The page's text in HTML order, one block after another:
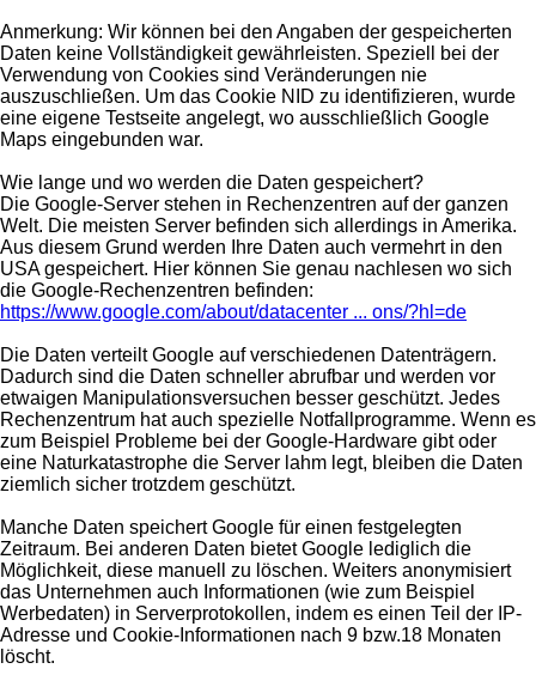
Anmerkung: Wir können bei den Angaben der gespeicherten
Daten keine Vollständigkeit gewährleisten. Speziell bei der
Verwendung von Cookies sind Veränderungen nie
auszuschließen. Um das Cookie NID zu identifizieren, wurde
eine eigene Testseite angelegt, wo ausschließlich Google
Maps eingebunden war.
Wie lange und wo werden die Daten gespeichert?
Die Google-Server stehen in Rechenzentren auf der ganzen
Welt. Die meisten Server befinden sich allerdings in Amerika.
Aus diesem Grund werden Ihre Daten auch vermehrt in den
USA gespeichert. Hier können Sie genau nachlesen wo sich
die Google-Rechenzentren befinden:
https://www.google.com/about/datacenter ... ons/?hl=de
Die Daten verteilt Google auf verschiedenen Datenträgern.
Dadurch sind die Daten schneller abrufbar und werden vor
etwaigen Manipulationsversuchen besser geschützt. Jedes
Rechenzentrum hat auch spezielle Notfallprogramme. Wenn es
zum Beispiel Probleme bei der Google-Hardware gibt oder
eine Naturkatastrophe die Server lahm legt, bleiben die Daten
ziemlich sicher trotzdem geschützt.
Manche Daten speichert Google für einen festgelegten
Zeitraum. Bei anderen Daten bietet Google lediglich die
Möglichkeit, diese manuell zu löschen. Weiters anonymisiert
das Unternehmen auch Informationen (wie zum Beispiel
Werbedaten) in Serverprotokollen, indem es einen Teil der IP-
Adresse und Cookie-Informationen nach 9 bzw.18 Monaten
löscht.